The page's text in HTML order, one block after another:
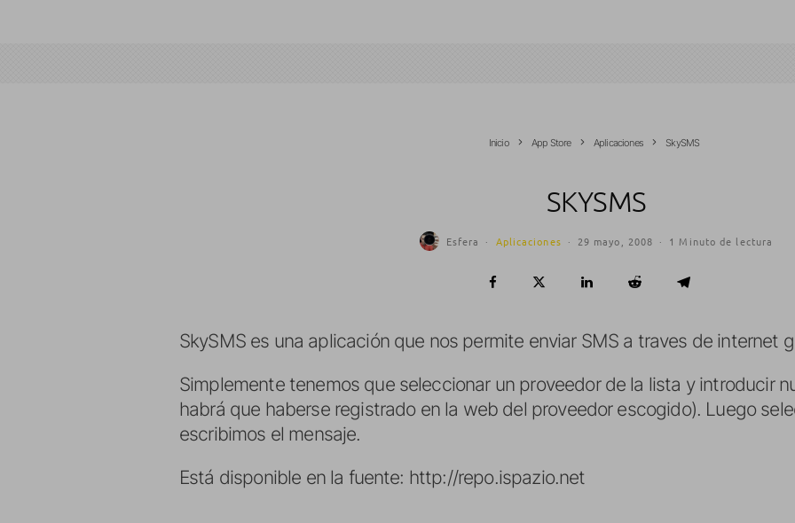
Inicio App Store Aplicaciones SkySMS
SKYSMS
Esfera · Aplicaciones · 29 mayo, 2008 · 1 Minuto de lectura
SkySMS es una aplicación que nos permite enviar SMS a traves de internet
Simplemente tenemos que seleccionar un proveedor de la lista y introducir
habrá que haberse registrado en la web del proveedor escogido). Luego
escribimos el mensaje.
Está disponible en la fuente: http://repo.ispazio.net